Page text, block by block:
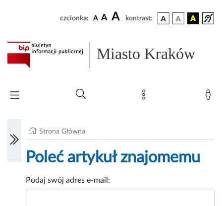
czcionka: A A A kontrast:
Miasto Kraków
Strona Główna
Poleć artykuł znajomemu
Podaj swój adres e-mail: